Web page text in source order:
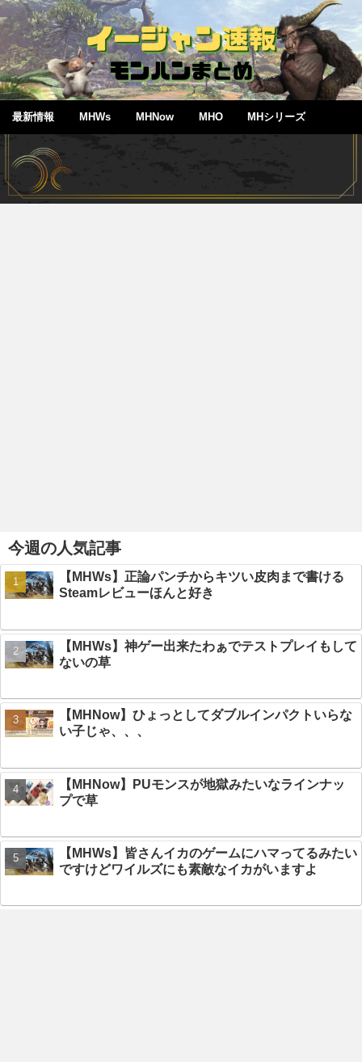
最新情報 MHWs MHNow MHO MHシリーズ
今週の人気記事
【MHWs】正論パンチからキツい皮肉まで書ける
Steamレビューほんと好き
【MHWs】神ゲー出来たわぁでテストプレイもして
ないの草
【MHNow】ひょっとしてダブルインパクトいらな
い子じゃ、、、
【MHNow】PUモンスが地獄みたいなラインナッ
プで草
【MHWs】皆さんイカのゲームにハマってるみたい
ですけどワイルズにも素敵なイカがいますよ